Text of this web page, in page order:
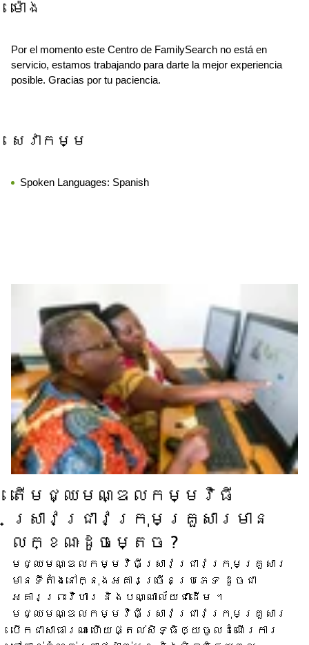
ម៉ោង
Por el momento este Centro de FamilySearch no está en
servicio, estamos trabajando para darte la mejor experiencia
posible. Gracias por tu paciencia.
សេវាកម្ម
Spoken Languages: Spanish
តើ​មជ្ឈមណ្ឌល​កម្មវិធី​
ស្រាវជ្រាវ​ក្រុមគ្រួសារ​មាន​
លក្ខណៈ​ដូចម្តេច ?
មជ្ឈមណ្ឌល​កម្មវិធី​ស្រាវជ្រាវ​ក្រុមគ្រួសារ​
មាន​ទីតាំង​នៅក្នុង​អគារ​ច្រើន​ប្រភេទ ដូចជា​
អគារ​ព្រះវិហារ និង​បណ្ណាល័យ​ជាដើម ។
មជ្ឈមណ្ឌល​កម្មវិធី​ស្រាវជ្រាវ​ក្រុមគ្រួសារ​
បើក​ជា​សាធារណៈ ហើយ​ផ្តល់​សិទ្ធិ​ឲ្យ​ចូល​ដំណើរការ​